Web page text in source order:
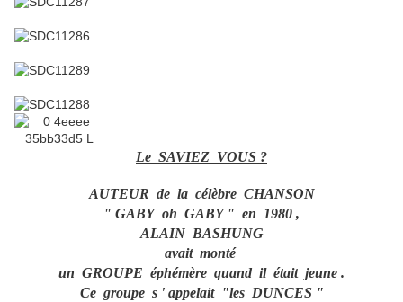
Le SAVIEZ VOUS ?
AUTEUR de la célèbre CHANSON
" GABY oh GABY " en 1980 ,
ALAIN BASHUNG
avait monté
un GROUPE éphémère quand il était jeune .
Ce groupe s ' appelait "les DUNCES "